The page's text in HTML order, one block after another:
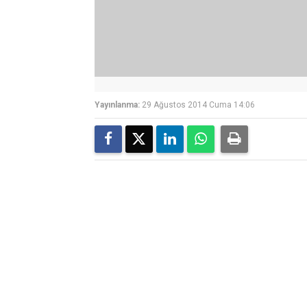
Yayınlanma: 29 Ağustos 2014 Cuma 14:06